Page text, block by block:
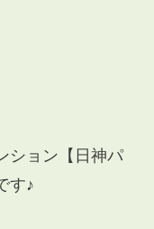
ション【日神パ
す♪